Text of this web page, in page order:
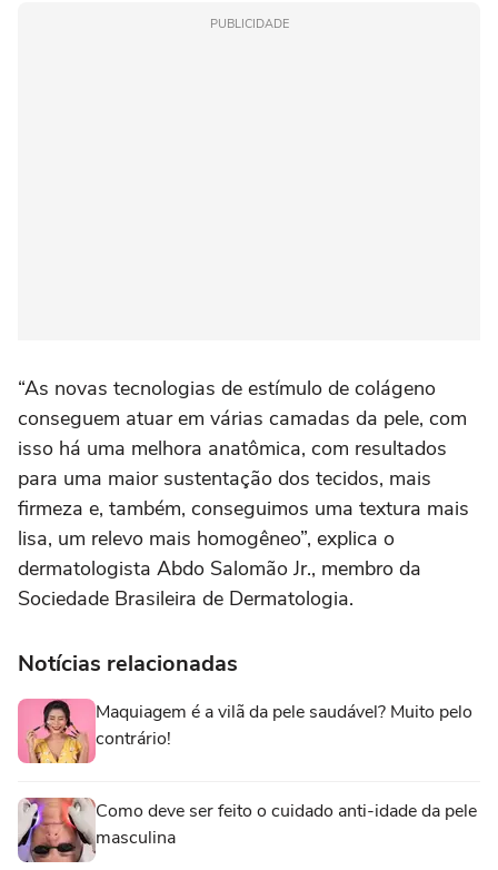
PUBLICIDADE
“As novas tecnologias de estímulo de colágeno
conseguem atuar em várias camadas da pele, com
isso há uma melhora anatômica, com resultados
para uma maior sustentação dos tecidos, mais
firmeza e, também, conseguimos uma textura mais
lisa, um relevo mais homogêneo”, explica o
dermatologista Abdo Salomão Jr., membro da
Sociedade Brasileira de Dermatologia.
Notícias relacionadas
Maquiagem é a vilã da pele saudável? Muito pelo
contrário!
Como deve ser feito o cuidado anti-idade da pele
masculina